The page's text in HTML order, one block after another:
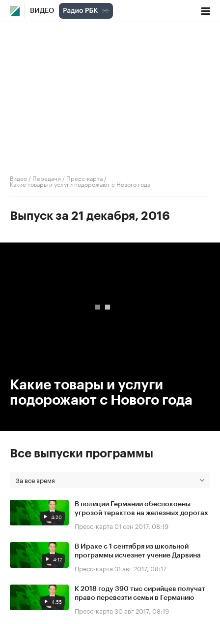
ВИДЕО
Видео / Передачи / Пресс-карта /
Какие товары и услуги подорожают с Нового года
Выпуск за 21 декабря, 2016
Какие товары и услуги
подорожают с Нового года
Все выпуски программы
За все время
4:20
В полиции Германии обеспокоены
угрозой терактов на железных дорогах
Пресс-карта 01 сен 2017, 08:19
4:17
В Ираке с 1 сентября из школьной
программы исчезнет учение Дарвина
Пресс-карта 31 авг 2017, 08:17
4:55
К 2018 году 390 тыс сирийцев получат
право перевезти семьи в Германию
Пресс-карта 30 авг 2017, 08:19